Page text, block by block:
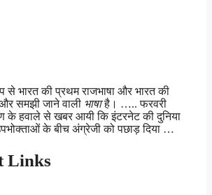
से भारत की प्रथम राजभाषा और भारत की
समझी जाने वाली भाषाहै। ….. फरवरी
के हवाले से खबर आयी कि इंटरनेट की दुनिया
के बीच अंग्रेजी को पछाड़ दिया …
Links